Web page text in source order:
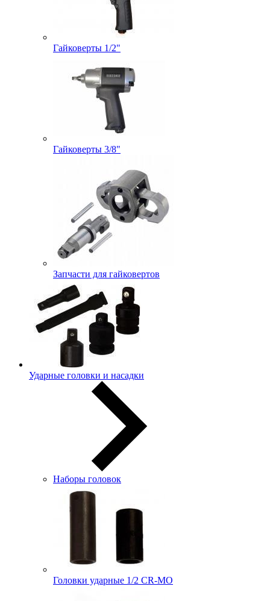
Гайковерты 1/2"
Гайковерты 3/8"
Запчасти для гайковертов
Ударные головки и насадки
Наборы головок
Головки ударные 1/2 CR-MO